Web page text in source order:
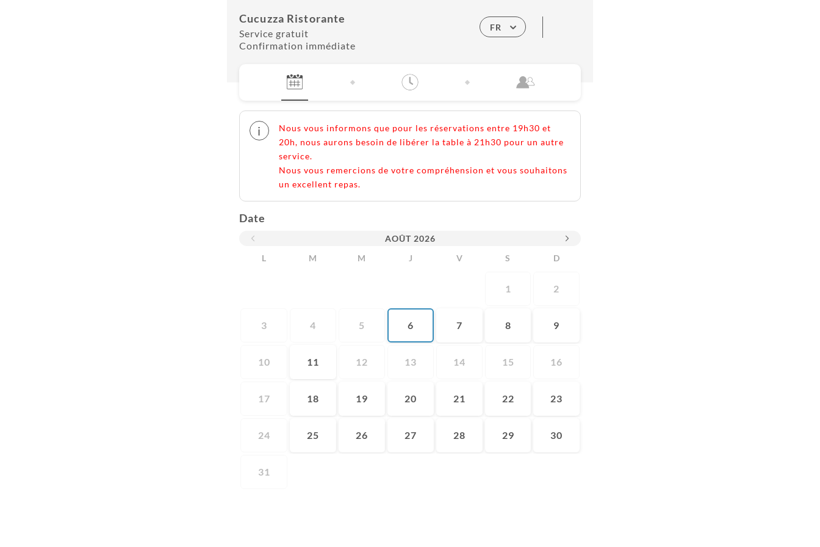
Cucuzza Ristorante
Service gratuit
Confirmation immédiate
FR
i
Nous vous informons que pour les réservations entre 19h30 et
20h, nous aurons besoin de libérer la table à 21h30 pour un autre
service.
Nous vous remercions de votre compréhension et vous souhaitons
un excellent repas.
Date
AOÛT 2026
L
M M J V S D
1 2
3 4 5 6 7 8 9
10 11 12 13 14 15 16
17 18 19 20 21 22 23
24 25 26 27 28 29 30
31